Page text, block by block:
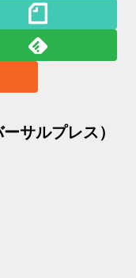
サルプレス）